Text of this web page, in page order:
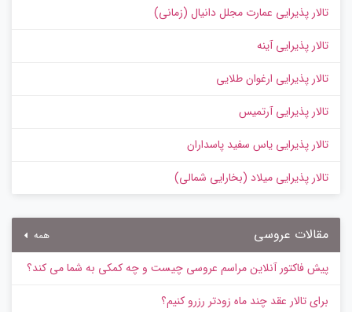
تالار پذیرایی عمارت مجلل دانیال (زمانی)
تالار پذیرایی آینه
تالار پذیرایی ارغوان طلایی
تالار پذیرایی آرتمیس
تالار پذیرایی یاس سفید پاسداران
تالار پذیرایی میلاد (بخارایی شمالی)
مقالات عروسی همه
پیش‌ فاکتور آنلاین مراسم عروسی چیست و چه کمکی به شما می کند؟
برای تالار عقد چند ماه زودتر رزرو کنیم؟